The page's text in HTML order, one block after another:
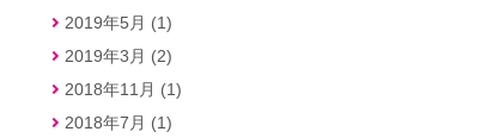
2019年5月 (1)
2019年3月 (2)
2018年11月 (1)
2018年7月 (1)